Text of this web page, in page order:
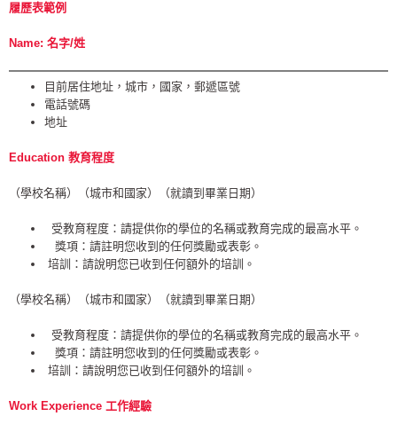
履歷表範例
Name: 名字/姓
目前居住地址，城市，國家，郵遞區號
電話號碼
地址
Education 教育程度
（學校名稱）（城市和國家）（就讀到畢業日期）
受教育程度：請提供你的學位的名稱或教育完成的最高水平。
獎項：請註明您收到的任何獎勵或表彰。
培訓：請說明您已收到任何額外的培訓。
（學校名稱）（城市和國家）（就讀到畢業日期）
受教育程度：請提供你的學位的名稱或教育完成的最高水平。
獎項：請註明您收到的任何獎勵或表彰。
培訓：請說明您已收到任何額外的培訓。
Work Experience 工作經驗